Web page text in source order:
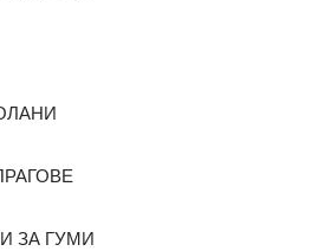
ЗА ГУМИ